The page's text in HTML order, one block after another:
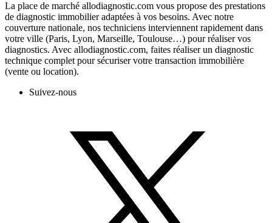
La place de marché allodiagnostic.com vous propose des prestations
de diagnostic immobilier adaptées à vos besoins. Avec notre
couverture nationale, nos techniciens interviennent rapidement dans
votre ville (Paris, Lyon, Marseille, Toulouse…) pour réaliser vos
diagnostics. Avec allodiagnostic.com, faites réaliser un diagnostic
technique complet pour sécuriser votre transaction immobilière
(vente ou location).
Suivez-nous